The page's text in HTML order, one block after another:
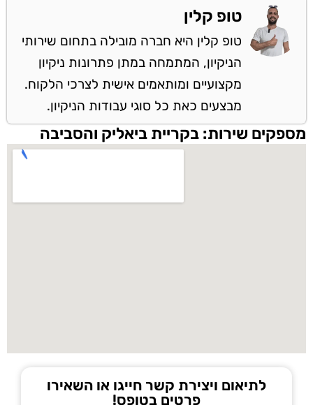
טופ קלין
טופ קלין היא חברה מובילה בתחום שירותי
הניקיון, המתמחה במתן פתרונות ניקיון
מקצועיים ומותאמים אישית לצרכי הלקוח.
מבצעים כאת כל סוגי עבודות הניקיון.
מספקים שירות: בקריית ביאליק והסביבה
לתיאום ויצירת קשר חייגו או השאירו
פרטים בטופס!